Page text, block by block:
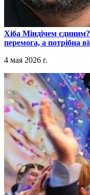
​Хіба Міндічем
перемога, а потрібна
4 мая 2026 г.